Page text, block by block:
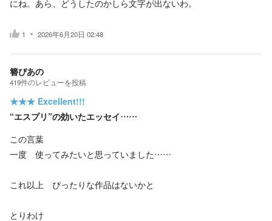
にね。あら、どうしたのかしら文字が出ないわ。
1 2026年6月20日 02:48
簪ぴあの
419件のレビューを投稿
★★★ Excellent!!!
“エスプリ”の効いたエッセイ……
この言葉
一度 使ってみたいと思っていました……
これ以上 ぴったりな作品はないかと
とりわけ